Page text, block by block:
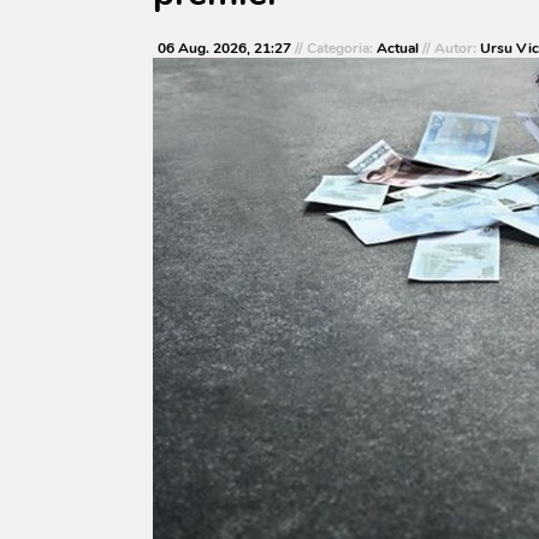
06 Aug. 2026, 21:27// Categoria: Actual// Autor: Ursu